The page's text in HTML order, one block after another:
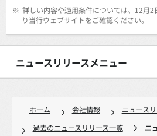
※ 詳しい内容や適用条件については、12月
り当行ウェブサイトをご確認ください。
ニュースリリースメニュー
ホーム 会社情報
ニュース
過去のニュースリリース一覧
ニ